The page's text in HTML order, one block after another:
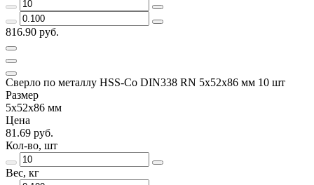
816.90 руб.
Сверло по металлу HSS-Co DIN338 RN 5х52х86 мм 10 шт
Размер
5х52х86 мм
Цена
81.69 руб.
Кол-во, шт
Вес, кг